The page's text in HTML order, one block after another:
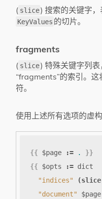
( slice) 搜索的关键字
KeyValues 的切片。
fragments
( slice) 特殊关键字列
“fragments”的索引。这
符。
使用上述所有选项的虚构
{{ $page := .
}}
{{
$opts := dict
"indices"
(slice
"document"
$page